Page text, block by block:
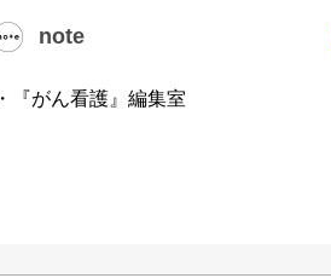
note
・『がん看護』編集室